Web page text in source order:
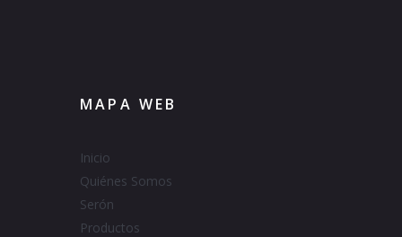
MAPA WEB
Inicio
Quiénes Somos
Serón
Productos